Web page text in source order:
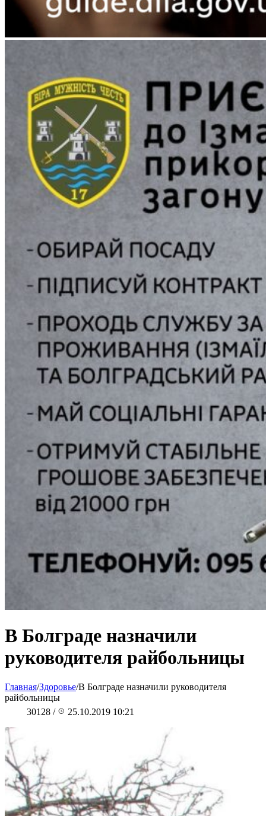
В Болграде назначили
руководителя райбольницы
Главная/Здоровье/В Болграде назначили руководителя
райбольницы
30128 / 25.10.2019 10:21